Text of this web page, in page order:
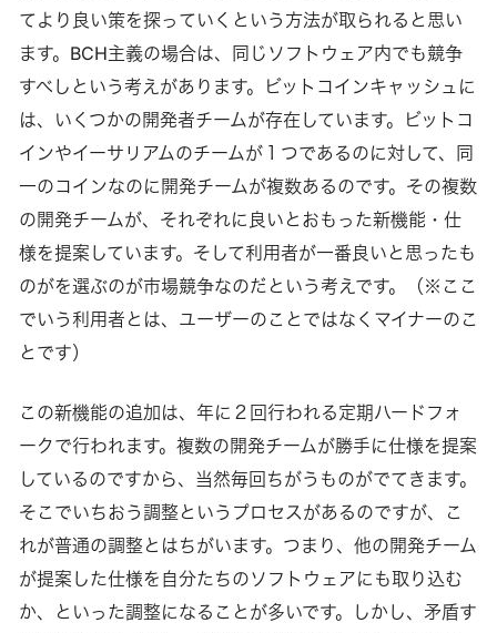
てより良い策を探っていくという方法が取られると思い
ます。BCH主義の場合は、同じソフトウェア内でも競争
すべしという考えがあります。ビットコインキャッシュに
は、いくつかの開発者チームが存在しています。ビットコ
インやイーサリアムのチームが１つであるのに対して、同
一のコインなのに開発チームが複数あるのです。その複数
の開発チームが、それぞれに良いとおもった新機能・仕
様を提案しています。そして利用者が一番良いと思ったも
のがを選ぶのが市場競争なのだという考えです。（※ここ
でいう利用者とは、ユーザーのことではなくマイナーのこ
とです）
この新機能の追加は、年に２回行われる定期ハードフォ
ークで行われます。複数の開発チームが勝手に仕様を提案
しているのですから、当然毎回ちがうものがでてきます。
そこでいちおう調整というプロセスがあるのですが、こ
れが普通の調整とはちがいます。つまり、他の開発チーム
が提案した仕様を自分たちのソフトウェアにも取り込む
か、といった調整になることが多いです。しかし、矛盾す